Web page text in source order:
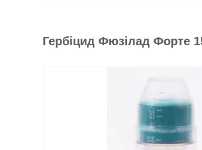
Гербіцид Фюзілад Форте